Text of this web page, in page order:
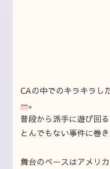
CAの中でのキラキラし
ー。
普段から派手に遊び回
とんでもない事件に巻き
舞台のベースはアメリ